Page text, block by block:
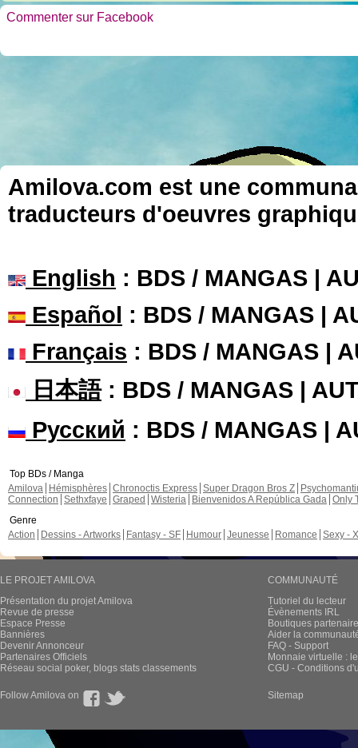
Commenter sur Facebook
Amilova.com est une
traducteurs d'oeuvres
English : BDS / MANGAS |
Español : BDS / MANGAS |
Français : BDS / MANGAS |
日本語: BDS / MANGAS |
Русский : BDS / MANGAS |
Top BDs / Manga
Amilova
Hémisphères Chronoctis Express Super Dragon Bros Z
Connection Sethxfaye Graped Wisteria Bienvenidos A República Gada Only
Genre
Action
Dessins - Artworks Fantasy - SF Humour Jeunesse Romance Sexy -
LE PROJET AMILOVA
Présentation du projet Amilova
Revue de presse
Espace Presse
Bannières
Devenir Annonceur
Partenaires Officiels
Réseau social poker, blogs stats classements
COMMUNAUTÉ
Tutoriel du lecteur
Évènements IRL
Boutiques
Aider la
FAQ - Support
Monnaie virtuelle :
CGU - Conditions
Follow Amilova on Sitemap